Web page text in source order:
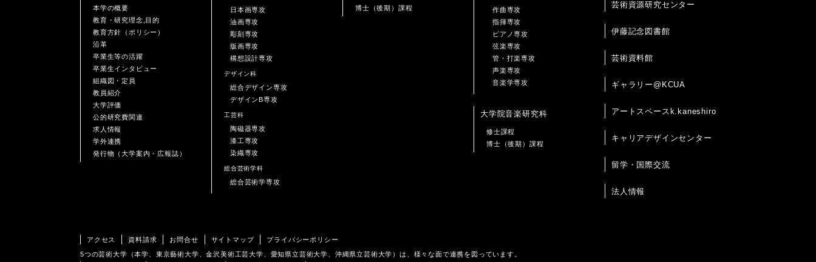
本学の概要
教育・研究理念,目的
教育方針（ポリシー）
沿革
卒業生等の活躍
卒業生インタビュー
組織図・定員
教員紹介
大学評価
公的研究費関連
求人情報
学外連携
発行物（大学案内・広報誌）
日本画専攻
油画専攻
彫刻専攻
版画専攻
構想設計専攻
デザイン科
総合デザイン専攻
デザインB専攻
工芸科
陶磁器専攻
漆工専攻
染織専攻
総合芸術学科
総合芸術学専攻
博士（後期）課程
作曲専攻
指揮専攻
ピアノ専攻
弦楽専攻
管・打楽専攻
声楽専攻
音楽学専攻
大学院音楽研究科
修士課程
博士（後期）課程
芸術資源研究センター
伊藤記念図書館
芸術資料館
ギャラリー@KCUA
アートスペースk.kaneshiro
キャリアデザインセンター
留学・国際交流
法人情報
アクセス 資料請求 お問合せ サイトマップ
プライバシーポリシー
5つの芸術大学（本学、東京藝術大学、金沢美術工芸大学、愛知県立芸術大学、沖縄県立芸術大学）は、様々な面で連携を図っています。